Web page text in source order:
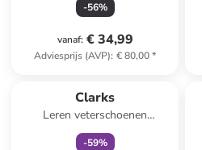
-56%
vanaf: € 34,99
Adviesprijs (AVP): € 80,00*
Clarks
Leren veterschoenen
"Wallabee" lichtroze
-59%